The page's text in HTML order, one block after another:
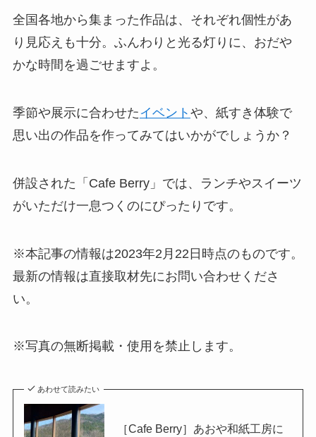
全国各地から集まった作品は、それぞれ個性があ
り見応えも十分。ふんわりと光る灯りに、おだや
かな時間を過ごせますよ。
季節や展示に合わせた イベント や、紙すき体験で
思い出の作品を作ってみてはいかがでしょうか？
併設された「Cafe Berry」では、ランチやスイーツ
がいただけ一息つくのにぴったりです。
※本記事の情報は2023年2月22日時点のものです。
最新の情報は直接取材先にお問い合わせくださ
い。
※写真の無断掲載・使用を禁止します。
あわせて読みたい
［Cafe Berry］あおや和紙工房に